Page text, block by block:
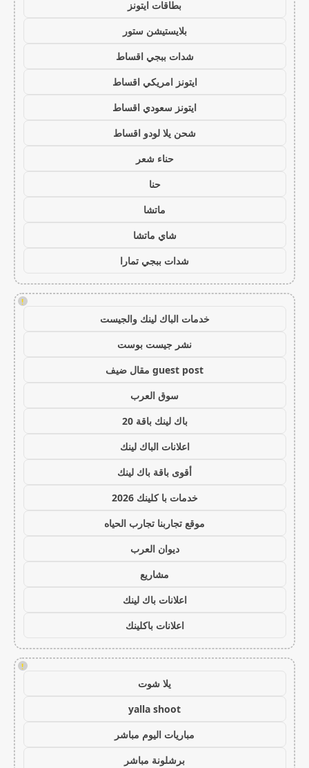
بطاقات ايتونز
بلايستيشن ستور
شدات ببجي اقساط
ايتونز امريكي اقساط
ايتونز سعودي اقساط
شحن يلا لودو اقساط
حناء شعر
حنا
ماتشا
شاي ماتشا
شدات ببجي تمارا
!
خدمات الباك لينك والجيست
نشر جيست بوست
guest post مقال ضيف
سوق العرب
باك لينك باقة 20
اعلانات الباك لينك
أقوى باقة باك لينك
خدمات با كلينك 2026
موقع تجاربنا تجارب الحياه
ديوان العرب
مشاريع
اعلانات باك لينك
اعلانات باكلينك
!
يلا شوت
yalla shoot
مباريات اليوم مباشر
برشلونة مباشر